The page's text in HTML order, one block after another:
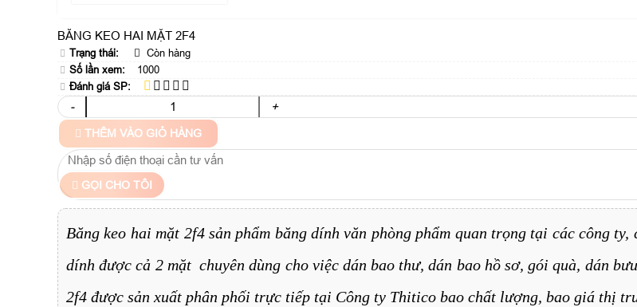
BĂNG KEO HAI MẶT 2F4
Trạng thái:
Còn hàng
Số lần xem:
1000
Đánh giá SP:
- +
THÊM VÀO GIỎ HÀNG
GỌI CHO TÔI
Băng keo hai mặt 2f4 sản phẩm băng dính văn phòng phẩm quan trọng tại các công
dính được cả 2 mặt chuyên dùng cho việc dán bao thư, dán bao hồ sơ, gói quà, dán
2f4 được sản xuất phân phối trực tiếp tại Công ty Thitico bao chất lượng, bao giá thị